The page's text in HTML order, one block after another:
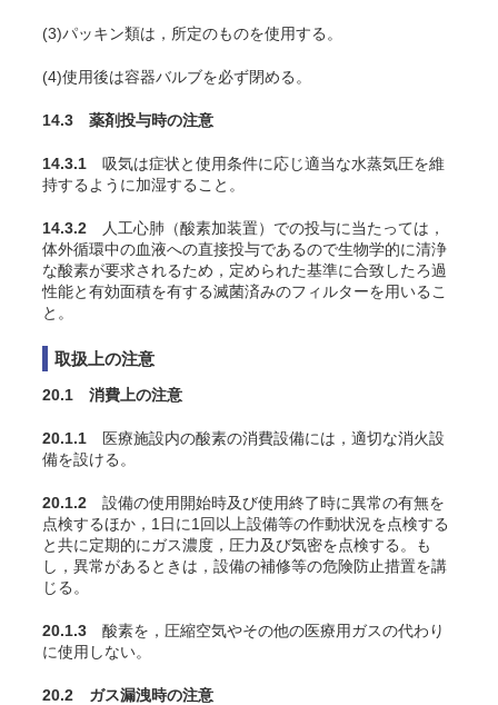
(3)パッキン類は，所定のものを使用する。
(4)使用後は容器バルブを必ず閉める。
14.3 薬剤投与時の注意
14.3.1 吸気は症状と使用条件に応じ適当な水蒸気圧を維
持するように加湿すること 。
14.3.2 人工心肺（酸素加装置）での投与に当たっては，
体外循環中の血液への直接投与であるので生物学的に清浄
な酸素が要求されるため，定められた基準に合致したろ過
性能と有効面積を有する滅菌済みのフィルターを用いるこ
と。
取扱上の注意
20.1 消費上の注意
20.1.1 医療施設内の酸素の消費設備には，適切な消火設
備を設ける。
20.1.2 設備の使用開始時及び使用終了時に異常の有無を
点検するほか，1日に1回以上設備等の作動状況を点検する
と共に定期的にガス濃度，圧力及び気密を点検する。も
し，異常があるときは，設備の補修等の危険防止措置を講
じる。
20.1.3 酸素を，圧縮空気やその他の医療用ガスの代わり
に使用しない。
20.2 ガス漏洩時の注意